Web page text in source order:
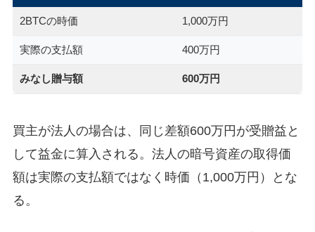
2BTCの時価 1,000万円
実際の支払額 400万円
みなし贈与額 600万円
買主が法人の場合は、同じ差額600万円が受贈益と
して益金に算入される。法人の暗号資産の取得価
額は実際の支払額ではなく時価（1,000万円）とな
る。